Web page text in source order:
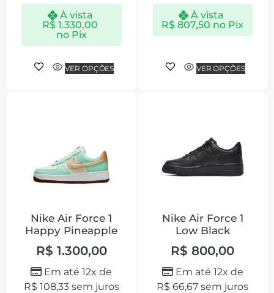
À vista
R$ 1.330,00
no Pix
VER OPÇÕES
À vista
R$ 807,50 no Pix
VER OPÇÕES
Nike Air Force 1
Happy Pineapple
R$ 1.300,00
Em até 12x de
R$ 108,33sem juros
Nike Air Force 1
Low Black
R$ 800,00
Em até 12x de
R$ 66,67 sem juros